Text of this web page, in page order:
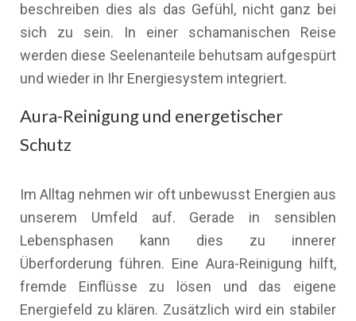
beschreiben dies als das Gefühl, nicht ganz bei
sich zu sein. In einer schamanischen Reise
werden diese Seelenanteile behutsam aufgespürt
und wieder in Ihr Energiesystem integriert.
Aura-Reinigung und energetischer
Schutz
Im Alltag nehmen wir oft unbewusst Energien aus
unserem Umfeld auf. Gerade in sensiblen
Lebensphasen kann dies zu innerer
Überforderung führen. Eine Aura-Reinigung hilft,
fremde Einflüsse zu lösen und das eigene
Energiefeld zu klären. Zusätzlich wird ein stabiler